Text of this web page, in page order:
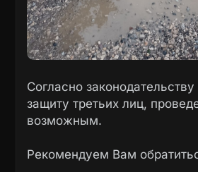
Согласно
защиту третьих лиц,
возможным.
Рекомендуем Вам